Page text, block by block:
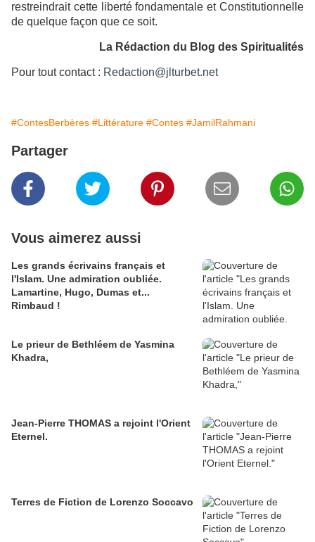
restreindrait cette liberté fondamentale et Constitutionnelle
de quelque façon que ce soit.
La Rédaction du Blog des Spiritualités
Pour tout contact : Redaction@jlturbet.net
#ContesBerbères #Littérature #Contes #JamilRahmani
Partager
Vous aimerez aussi
Les grands écrivains français et
l'Islam. Une admiration oubliée.
Lamartine, Hugo, Dumas et...
Rimbaud !
Le prieur de Bethléem de Yasmina
Khadra,
Jean-Pierre THOMAS a rejoint l'Orient
Eternel.
Terres de Fiction de Lorenzo Soccavo